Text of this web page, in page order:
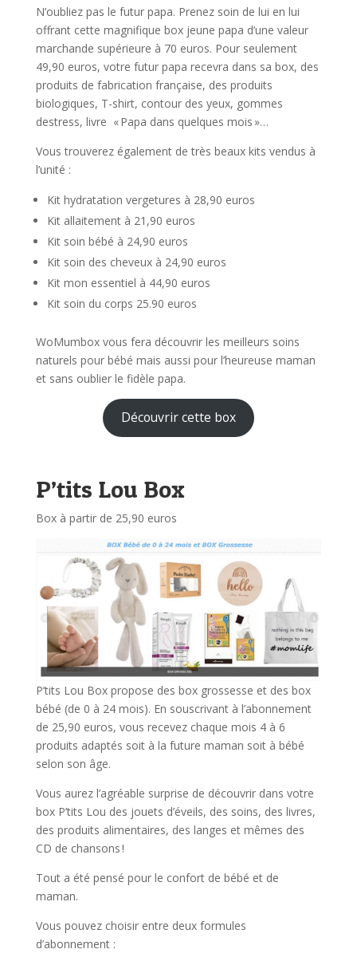
N’oubliez pas le futur papa. Prenez soin de lui en lui
offrant cette magnifique box jeune papa d’une valeur
marchande supérieure à 70 euros. Pour seulement
49,90 euros, votre futur papa recevra dans sa box, des
produits de fabrication française, des produits
biologiques, T-shirt, contour des yeux, gommes
destress, livre « Papa dans quelques mois »…
Vous trouverez également de très beaux kits vendus à
l’unité :
Kit hydratation vergetures à 28,90 euros
Kit allaitement à 21,90 euros
Kit soin bébé à 24,90 euros
Kit soin des cheveux à 24,90 euros
Kit mon essentiel à 44,90 euros
Kit soin du corps 25.90 euros
WoMumbox vous fera découvrir les meilleurs soins
naturels pour bébé mais aussi pour l’heureuse maman
et sans oublier le fidèle papa.
Découvrir cette box
P’tits Lou Box
Box à partir de 25,90 euros
P’tits Lou Box propose des box grossesse et des box
bébé (de 0 à 24 mois). En souscrivant à l’abonnement
de 25,90 euros, vous recevez chaque mois 4 à 6
produits adaptés soit à la future maman soit à bébé
selon son âge.
Vous aurez l’agréable surprise de découvrir dans votre
box P’tits Lou des jouets d’éveils, des soins, des livres,
des produits alimentaires, des langes et mêmes des
CD de chansons !
Tout a été pensé pour le confort de bébé et de
maman.
Vous pouvez choisir entre deux formules
d’abonnement :